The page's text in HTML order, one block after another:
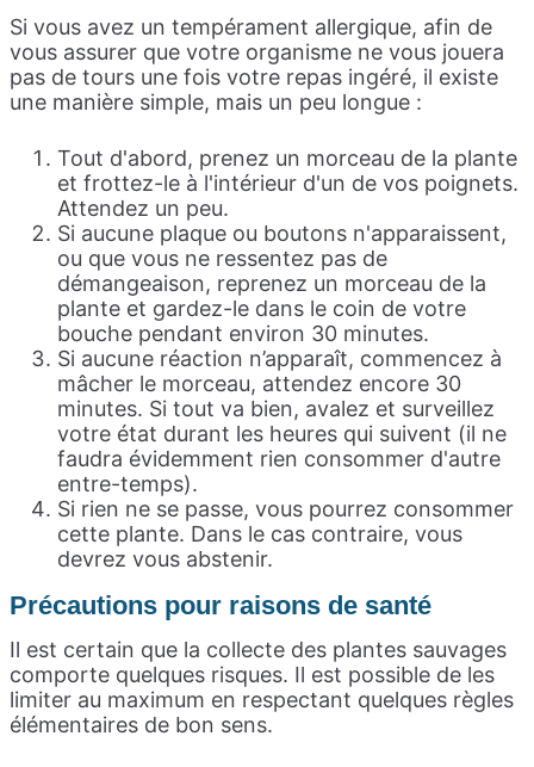
Si vous avez un tempérament allergique, afin de
vous assurer que votre organisme ne vous jouera
pas de tours une fois votre repas ingéré, il existe
une manière simple, mais un peu longue :
Tout d'abord, prenez un morceau de la plante
et frottez-le à l'intérieur d'un de vos poignets.
Attendez un peu.
Si aucune plaque ou boutons n'apparaissent,
ou que vous ne ressentez pas de
démangeaison, reprenez un morceau de la
plante et gardez-le dans le coin de votre
bouche pendant environ 30 minutes.
Si aucune réaction n’apparaît, commencez à
mâcher le morceau, attendez encore 30
minutes. Si tout va bien, avalez et surveillez
votre état durant les heures qui suivent (il ne
faudra évidemment rien consommer d'autre
entre-temps).
Si rien ne se passe, vous pourrez consommer
cette plante. Dans le cas contraire, vous
devrez vous abstenir.
Précautions pour raisons de santé
Il est certain que la collecte des plantes sauvages
comporte quelques risques. Il est possible de les
limiter au maximum en respectant quelques règles
élémentaires de bon sens.